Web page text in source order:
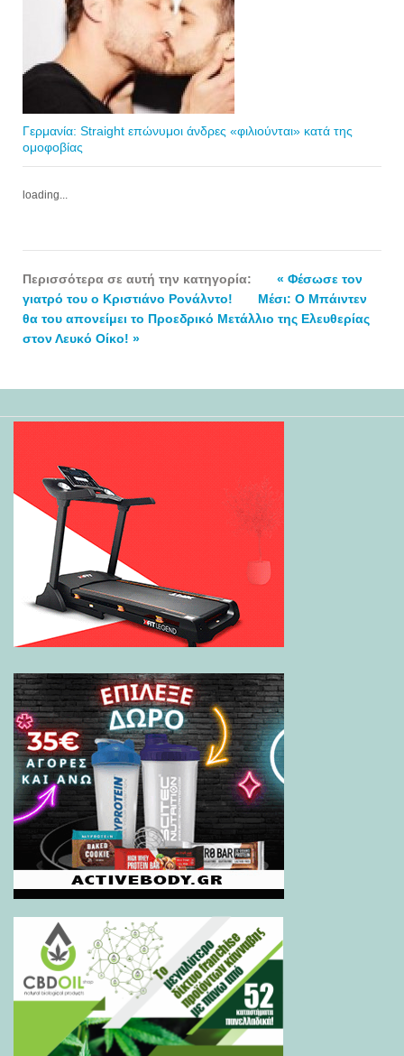
Γερμανία: Straight επώνυμοι άνδρες «φιλιούνται» κατά της
ομοφοβίας
loading...
Περισσότερα σε αυτή την κατηγορία:
« Φέσωσε τον
γιατρό του ο Κριστιάνο Ρονάλντο!
Μέσι: Ο Μπάιντεν
θα του απονείμει το Προεδρικό Μετάλλιο της Ελευθερίας
στον Λευκό Οίκο! »